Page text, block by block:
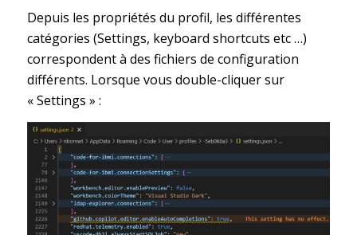
Depuis les propriétés du profil, les différentes
catégories (Settings, keyboard shortcuts etc …)
correspondent à des fichiers de configuration
différents. Lorsque vous double-cliquer sur
« Settings » :